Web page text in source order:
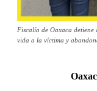
Fiscalía de Oaxaca
vida a la víctima y